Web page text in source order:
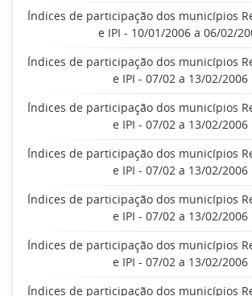
Índices de participação dos municípios
e IPI - 10/01/2006 a 06/02/
Índices de participação dos municípios
e IPI - 07/02 a 13/02/2006
Índices de participação dos municípios
e IPI - 07/02 a 13/02/2006
Índices de participação dos municípios
e IPI - 07/02 a 13/02/2006
Índices de participação dos municípios
e IPI - 07/02 a 13/02/2006
Índices de participação dos municípios
e IPI - 07/02 a 13/02/2006
Índices de participação dos municípios